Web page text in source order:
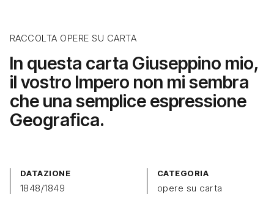
RACCOLTA OPERE SU CARTA
In questa carta Giuseppino mio,
il vostro Impero non mi sembra
che una semplice espressione
Geografica.
DATAZIONE
1848/1849
CATEGORIA
opere su carta